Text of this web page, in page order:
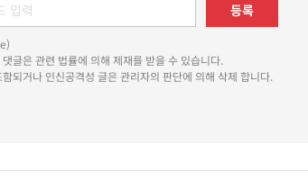
등록
글은 관련 법률에 의해 제재를 받을 수 있습니다.
되거나 인신공격성 글은 관리자의 판단에 의해 삭제 합니다.